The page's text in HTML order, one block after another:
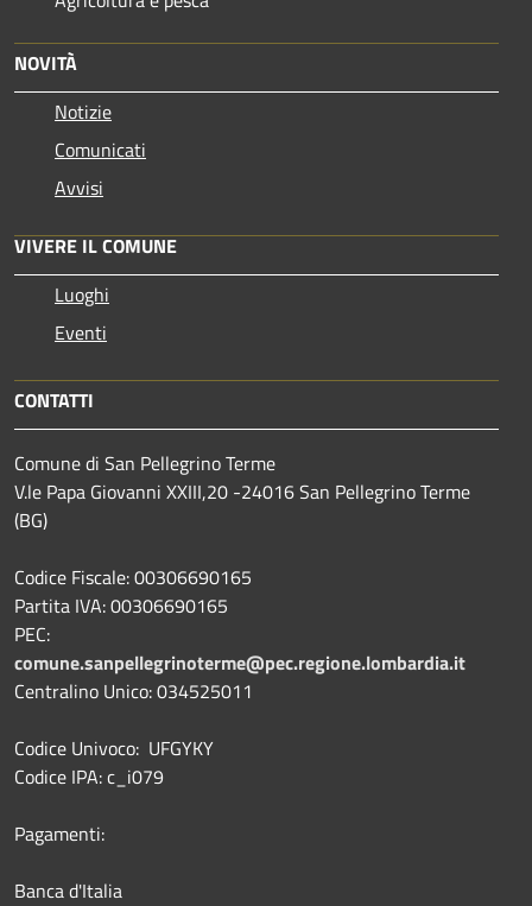
NOVITÀ
Notizie
Comunicati
Avvisi
VIVERE IL COMUNE
Luoghi
Eventi
CONTATTI
Comune di San Pellegrino Terme
V.le Papa Giovanni XXIII,20 -24016 San Pellegrino Terme
(BG)
Codice Fiscale: 00306690165
Partita IVA: 00306690165
PEC:
comune.sanpellegrinoterme@pec.regione.lombardia.it
Centralino Unico: 034525011
Codice Univoco: UFGYKY
Codice IPA: c_i079
Pagamenti:
Banca d'Italia